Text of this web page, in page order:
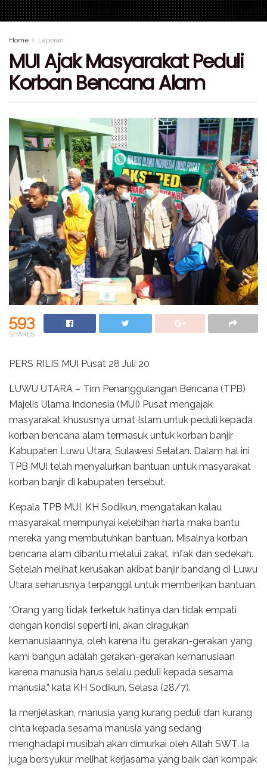
Home Laporan
MUI Ajak Masyarakat Peduli
Korban Bencana Alam
593
SHARES
PERS RILIS MUI Pusat 28 Juli 20
LUWU UTARA – Tim Penanggulangan Bencana (TPB)
Majelis Ulama Indonesia (MUI) Pusat mengajak
masyarakat khususnya umat Islam untuk peduli kepada
korban bencana alam termasuk untuk korban banjir
Kabupaten Luwu Utara, Sulawesi Selatan. Dalam hal ini
TPB MUI telah menyalurkan bantuan untuk masyarakat
korban banjir di kabupaten tersebut.
Kepala TPB MUI, KH Sodikun, mengatakan kalau
masyarakat mempunyai kelebihan harta maka bantu
mereka yang membutuhkan bantuan. Misalnya korban
bencana alam dibantu melalui zakat, infak dan sedekah.
Setelah melihat kerusakan akibat banjir bandang di Luwu
Utara seharusnya terpanggil untuk memberikan bantuan.
“Orang yang tidak terketuk hatinya dan tidak empati
dengan kondisi seperti ini, akan diragukan
kemanusiaannya, oleh karena itu gerakan-gerakan yang
kami bangun adalah gerakan-gerakan kemanusiaan
karena manusia harus selalu peduli kepada sesama
manusia,” kata KH Sodikun, Selasa (28/7).
Ia menjelaskan, manusia yang kurang peduli dan kurang
cinta kepada sesama manusia yang sedang
menghadapi musibah akan dimurkai oleh Allah SWT. Ia
juga bersyukur melihat kerjasama yang baik dan kompak